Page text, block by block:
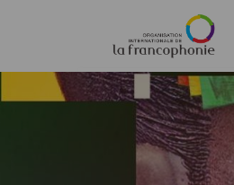
principal